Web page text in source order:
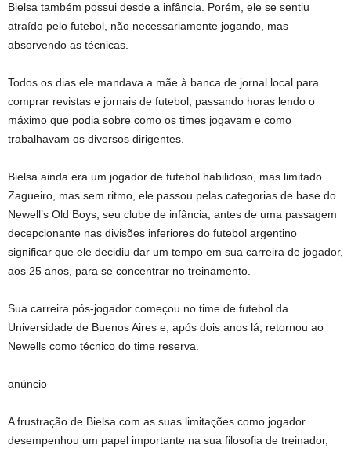
Bielsa também possui desde a infância. Porém, ele se sentiu
atraído pelo futebol, não necessariamente jogando, mas
absorvendo as técnicas.
Todos os dias ele mandava a mãe à banca de jornal local para
comprar revistas e jornais de futebol, passando horas lendo o
máximo que podia sobre como os times jogavam e como
trabalhavam os diversos dirigentes.
Bielsa ainda era um jogador de futebol habilidoso, mas limitado.
Zagueiro, mas sem ritmo, ele passou pelas categorias de base do
Newell’s Old Boys, seu clube de infância, antes de uma passagem
decepcionante nas divisões inferiores do futebol argentino
significar que ele decidiu dar um tempo em sua carreira de jogador,
aos 25 anos, para se concentrar no treinamento.
Sua carreira pós-jogador começou no time de futebol da
Universidade de Buenos Aires e, após dois anos lá, retornou ao
Newells como técnico do time reserva.
anúncio
A frustração de Bielsa com as suas limitações como jogador
desempenhou um papel importante na sua filosofia de treinador,